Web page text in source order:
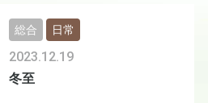
冬至
2023.12.19
総合 日常